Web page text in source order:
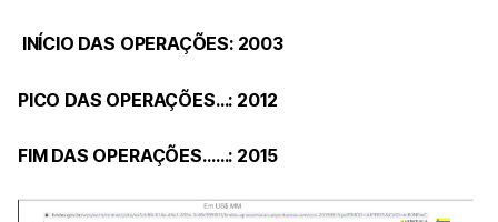
INÍCIO DAS OPERAÇÕES: 2003
PICO DAS OPERAÇÕES…: 2012
FIM DAS OPERAÇÕES……: 2015